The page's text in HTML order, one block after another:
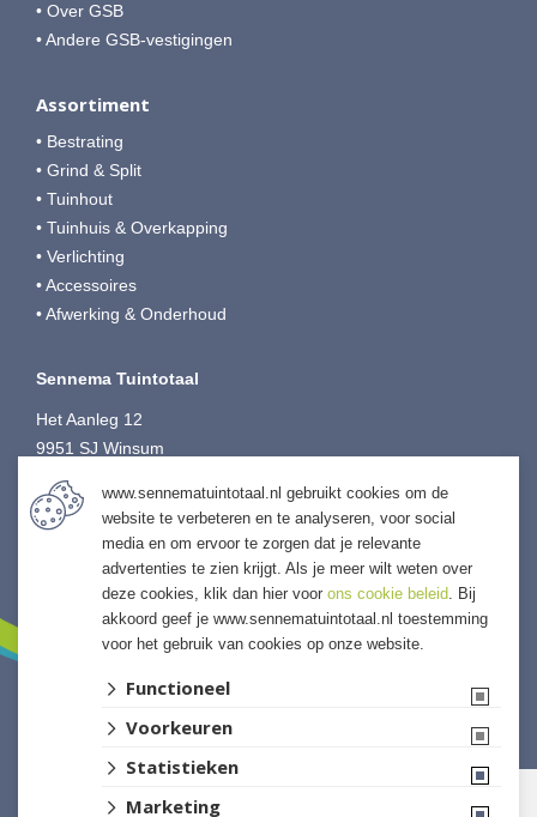
• Over GSB
• Andere GSB-vestigingen
Assortiment
• Bestrating
• Grind & Split
• Tuinhout
• Tuinhuis & Overkapping
• Verlichting
• Accessoires
• Afwerking & Onderhoud
Sennema Tuintotaal
Het Aanleg 12
9951 SJ Winsum
0595-749080
E: tuintotaal@sennema-groep.nl
I:sennematuintotaal.nl
Website ontwikkeld door Lined
www.sennematuintotaal.nl gebruikt cookies om de
website te verbeteren en te analyseren, voor social
media en om ervoor te zorgen dat je relevante
advertenties te zien krijgt. Als je meer wilt weten over
deze cookies, klik dan hier voor ons cookie beleid. Bij
akkoord geef je www.sennematuintotaal.nl toestemming
voor het gebruik van cookies op onze website.
Functioneel
Voorkeuren
Statistieken
Marketing